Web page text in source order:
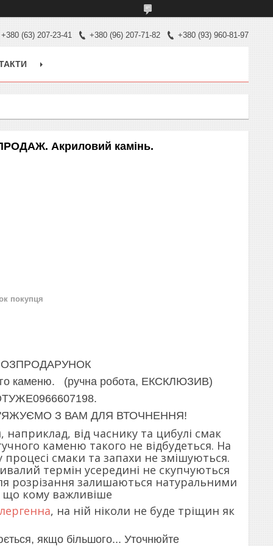
+380 (63) 207-23-41 +380 (96) 207-71-82 +380 (93) 960-81-97
Акриловий камінь.
покупця
РОЗПРОДАРУНОК
каменю. (ручна робота, ЕКСКЛЮЗИВ)
З ВАМ ДЛЯ ВТОЧНЕННЯ!
від часнику та цибулі смак
каменю такого не відбудеться. На
смаки та запахи не змішуються.
термін усередині не скупчуються
розрізання залишаються натуральними
кому важливіше
, на ній ніколи не буде тріщин як
якщо більшого... Уточнюйте